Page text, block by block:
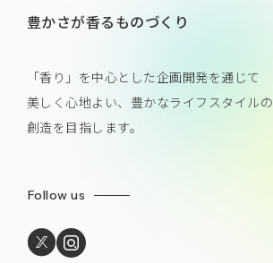
豊かさが香るものづくり
「香り」を中心とした企画開発を通じて
美しく心地よい、豊かなライフスタイルの
創造を目指します。
Follow us